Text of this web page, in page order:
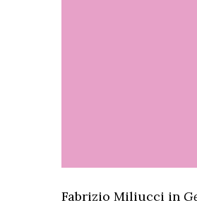
Fabrizio Miliucci in